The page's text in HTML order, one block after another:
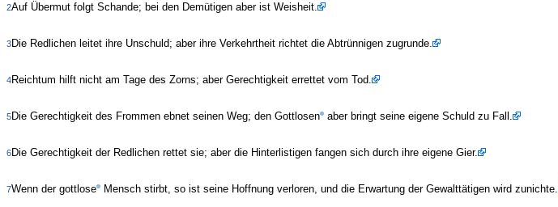
2Auf Übermut folgt Schande; bei den Demütigen aber ist Weisheit.
3Die Redlichen leitet ihre Unschuld; aber ihre Verkehrtheit richtet die Abtrünnigen zugrunde.
4Reichtum hilft nicht am Tage des Zorns; aber Gerechtigkeit errettet vom Tod.
5Die Gerechtigkeit des Frommen ebnet seinen Weg; den Gottlosen aber bringt seine eigene Schuld zu Fall.
6Die Gerechtigkeit der Redlichen rettet sie; aber die Hinterlistigen fangen sich durch ihre eigene Gier.
7Wenn der gottlose Mensch stirbt, so ist seine Hoffnung verloren, und die Erwartung der Gewalttätigen wird zunichte.